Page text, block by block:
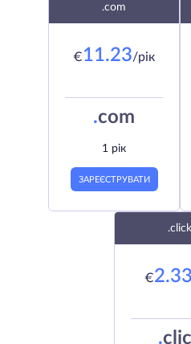
.com
€11.23/рік
.com
1 рік
ЗАРЕЄСТРУВАТИ
.click
€2.33
.